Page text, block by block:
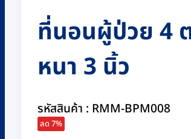
ที่นอนผู้ป่วย 4
หนา 3 นิ้ว
รหัสสินค้า : RMM-BPM008
ลด 7%